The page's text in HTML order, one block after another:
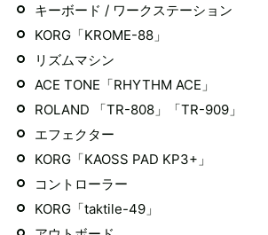
キーボード / ワークステーション
KORG「KROME-88」
リズムマシン
ACE TONE「RHYTHM ACE」
ROLAND 「TR-808」「TR-909」
エフェクター
KORG「KAOSS PAD KP3+」
コントローラー
KORG「taktile-49」